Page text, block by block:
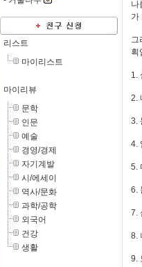
리스트
마이리스트
마이리뷰
문학
인문
예술
경영/경제
자기계발
시/에세이
역사/문화
과학/공학
외국어
건강
생활
나
가
그
획
1.
2.
3.
4.
5.
6.
7.
8.
9.